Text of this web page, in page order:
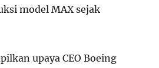
model MAX sejak
upaya CEO Boeing